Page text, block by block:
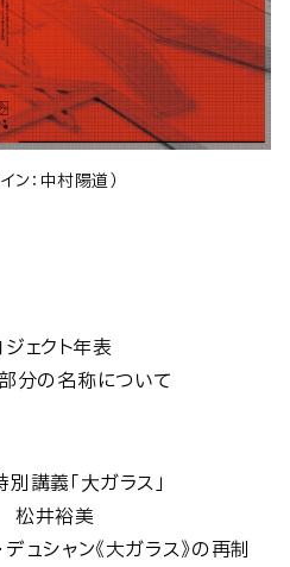
ン：中村陽道）
ェクト年表
分の名称について
講義「⼤ガラス」
松井裕美
ュシャン《大ガラス》の再制